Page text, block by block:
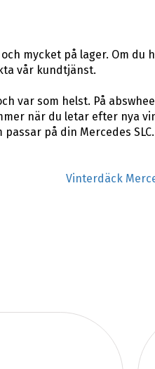
mycket på lager. Om
vår kundtjänst.
var som helst. På
när du letar efter nya
på din Mercedes SLC.
Vinterdäck